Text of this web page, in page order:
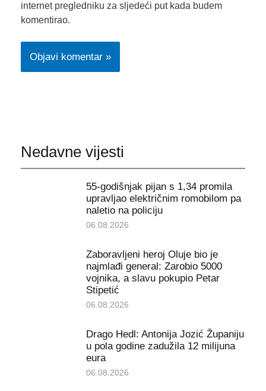
internet pregledniku za sljedeći put kada budem
komentirao.
Nedavne vijesti
55-godišnjak pijan s 1,34 promila
upravljao električnim romobilom pa
naletio na policiju
06.08.2026
Zaboravljeni heroj Oluje bio je
najmlađi general: Zarobio 5000
vojnika, a slavu pokupio Petar
Stipetić
06.08.2026
Drago Hedl: Antonija Jozić Županiju
u pola godine zadužila 12 milijuna
eura
06.08.2026